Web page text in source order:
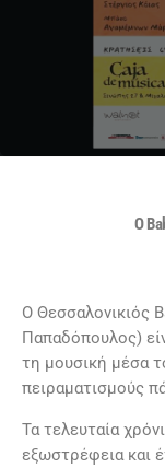
O
Ο Θεσσαλονικιός
Παπαδόπουλος)
τη μουσική μέσα
πειραματισμούς
Τα τελευταία
εξωστρέφεια και